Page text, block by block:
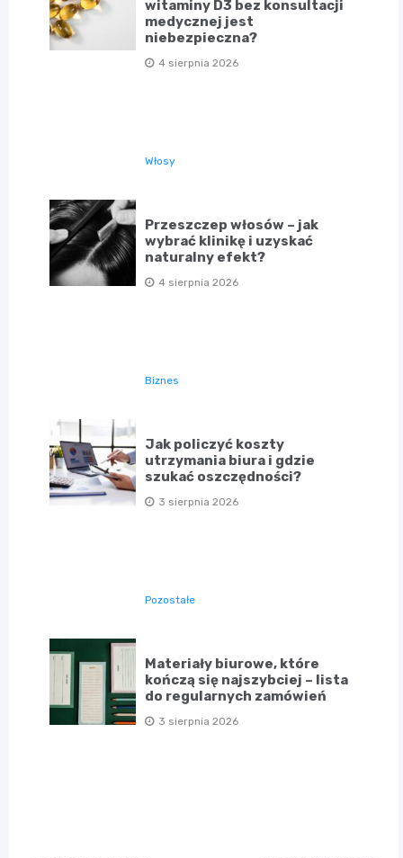
witaminy D3 bez konsultacji
medycznej jest
niebezpieczna?
4 sierpnia 2026
Włosy
Przeszczep włosów – jak
wybrać klinikę i uzyskać
naturalny efekt?
4 sierpnia 2026
Biznes
Jak policzyć koszty
utrzymania biura i gdzie
szukać oszczędności?
3 sierpnia 2026
Pozostałe
Materiały biurowe, które
kończą się najszybciej – lista
do regularnych zamówień
3 sierpnia 2026